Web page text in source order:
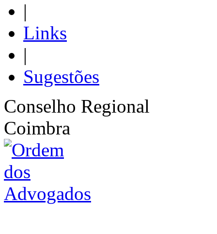
|
Links
|
Sugestões
Conselho Regional
Coimbra